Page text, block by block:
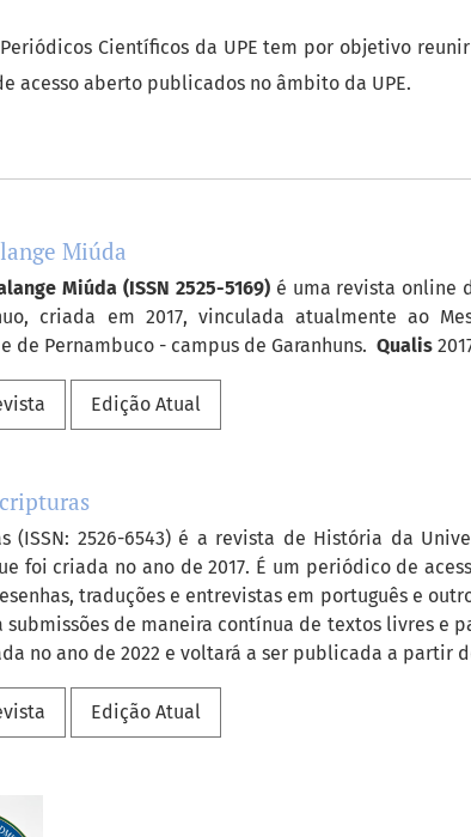
Científicos da UPE tem por objetivo
acesso aberto publicados no âmbito da UPE.
Miúda
Miúda (ISSN 2525-5169) é uma revista online
criada em 2017, vinculada atualmente ao
de Pernambuco - campus de Garanhuns. Qualis
Edição Atual
(ISSN: 2526-6543) é a revista de História da
foi criada no ano de 2017. É um periódico de
traduções e entrevistas em português e
submissões de maneira contínua de textos livres e
no ano de 2022 e voltará a ser publicada a partir
Edição Atual